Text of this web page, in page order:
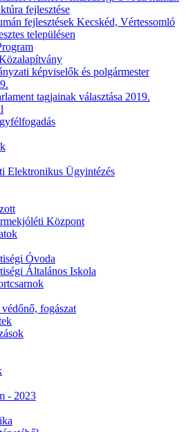
fejlesztése
fejlesztések Kecskéd, Vértessomló
településen
képviselők és polgármester
tagjainak választása 2019.
Elektronikus Ügyintézés
Központ
Óvoda
Általános Iskola
fogászat
- 2023